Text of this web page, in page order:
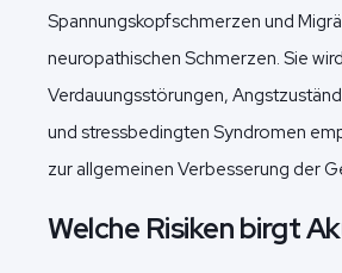
Spannungskopfschmerzen und
neuropathischen Schmerzen. Sie
Verdauungsstörungen,
und stressbedingten Syndromen
zur allgemeinen Verbesserung der
Welche Risiken birgt